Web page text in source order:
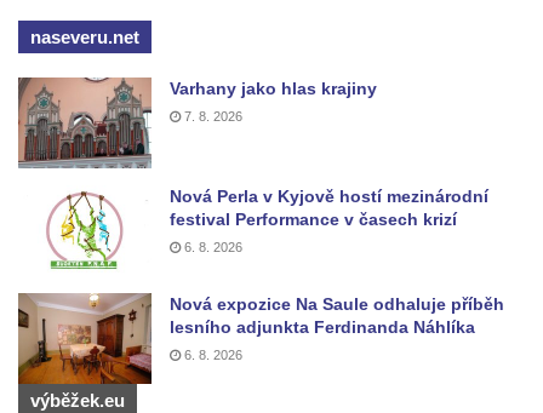
Rozhledna Slovanka
Rozhledna Královka
Špičák u Varnsdorfu (Spitzberg)
Rozhledna Studenec
Rozhledna Jedlová
Rozhledna Dymník (aneb Augustova věž)
Rozhledna Semenec u Týna nad Vltavou
Rozhledna Sokolí vrch
Rozhledna na Třenické hoře u Cerhovic
Rozhledna Hard (Hartberg) v Sokolově
naseveru.net
Varhany jako hlas krajiny
7. 8. 2026
Nová Perla v Kyjově hostí mezinárodní
festival Performance v časech krizí
6. 8. 2026
Nová expozice Na Saule odhaluje příběh
lesního adjunkta Ferdinanda Náhlíka
6. 8. 2026
výběžek.eu